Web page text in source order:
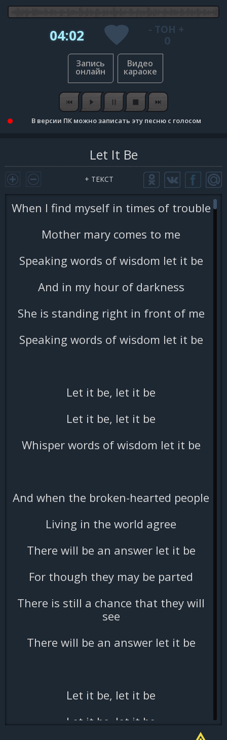
04:02 - ТОН +
0
В версии ПК можно записать эту песню с голосом
Let It Be
+ ТЕКСТ
When I find myself in times of trouble
Mother mary comes to me
Speaking words of wisdom let it be
And in my hour of darkness
She is standing right in front of me
Speaking words of wisdom let it be
Let it be, let it be
Let it be, let it be
Whisper words of wisdom let it be
And when the broken-hearted people
Living in the world agree
There will be an answer let it be
For though they may be parted
There is still a chance that they will
see
There will be an answer let it be
Let it be, let it be
Let it be, let it be